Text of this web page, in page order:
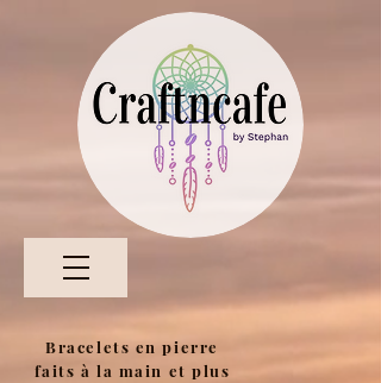
Bracelets en pierre
faits à la main et plus